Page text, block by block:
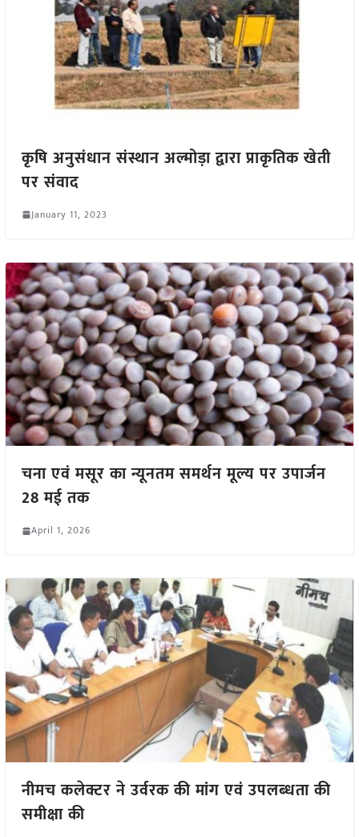
कृषि अनुसंधान संस्थान अल्मोड़ा द्वारा प्राकृतिक खेती
पर संवाद
January 11, 2023
चना एवं मसूर का न्यूनतम समर्थन मूल्य पर उपार्जन
28 मई तक
April 1, 2026
नीमच कलेक्टर ने उर्वरक की मांग एवं उपलब्‍धता की
समीक्षा की